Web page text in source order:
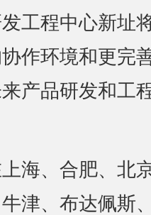
工程中心新址
作环境和更完
产品研发和工
、合肥、北
津、布达佩斯